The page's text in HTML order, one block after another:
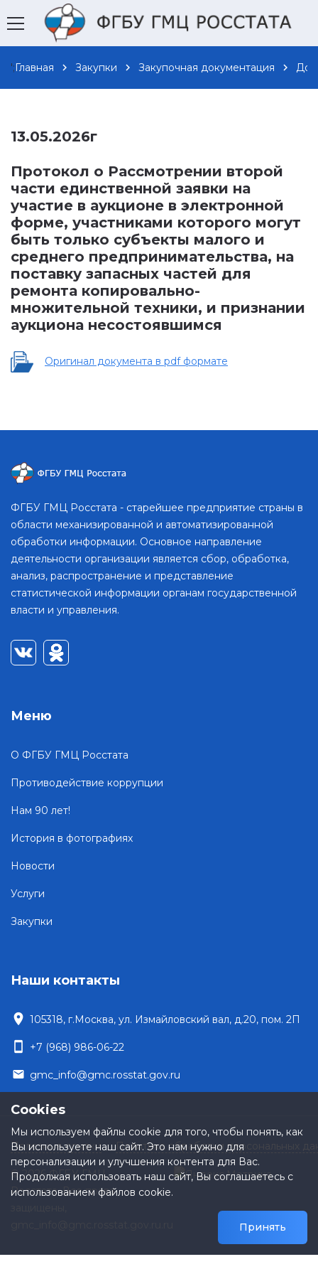
';Главная chevron_right Закупки chevron_right Закупочная документация chevron_right
13.05.2026г
Протокол о Рассмотрении второй
части единственной заявки на
участие в аукционе в электронной
форме, участниками которого могут
быть только субъекты малого и
среднего предпринимательства, на
поставку запасных частей для
ремонта копировально-
множительной техники, и признании
аукциона несостоявшимся
Оригинал документа в pdf формате
ФГБУ ГМЦ Росстата - старейшее предприятие страны в
области механизированной и автоматизированной
обработки информации. Основное направление
деятельности организации является сбор, обработка,
анализ, распространение и представление
статистической информации органам государственной
власти и управления.
Меню
О ФГБУ ГМЦ Росстата
Противодействие коррупции
Нам 90 лет!
История в фотографиях
Новости
Услуги
Закупки
Наши контакты
location_on 105318, г.Москва, ул. Измайловский вал, д.20, пом. 2П
smartphone +7 (968) 986-06-22
email gmc_info@gmc.rosstat.gov.ru
Полезные ссылки Политика обработки персональных
© 2026 ФГБУ ГМЦ
Росстата. Все права
Cookies
Мы используем файлы cookie для того, чтобы понять, как
Вы используете наш сайт. Это нам нужно для
персонализации и улучшения контента для Вас.
Продолжая использовать наш сайт, Вы соглашаетесь с
использованием файлов cookie.
Принять